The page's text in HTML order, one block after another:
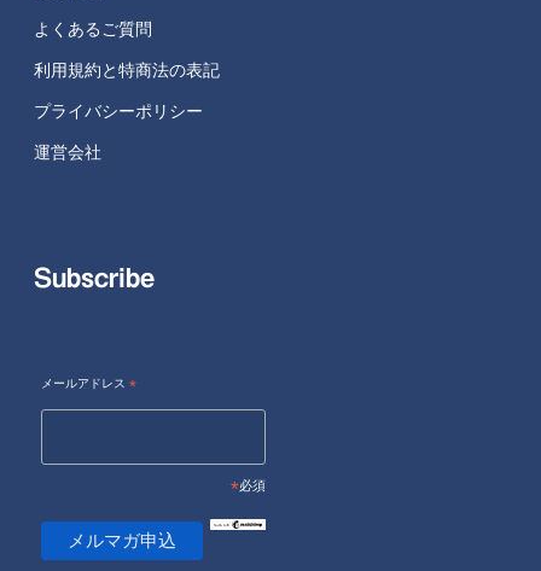
よくあるご質問
利用規約と特商法の表記
プライバシーポリシー
運営会社
Subscribe
メールアドレス *
*必須